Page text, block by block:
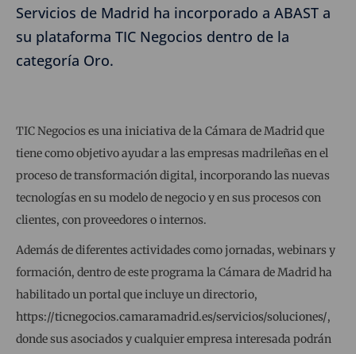
Servicios de Madrid ha incorporado a ABAST a
su plataforma TIC Negocios dentro de la
categoría Oro.
TIC Negocios es una iniciativa de la Cámara de Madrid que
tiene como objetivo ayudar a las empresas madrileñas en el
proceso de transformación digital, incorporando las nuevas
tecnologías en su modelo de negocio y en sus procesos con
clientes, con proveedores o internos.
Además de diferentes actividades como jornadas, webinars y
formación, dentro de este programa la Cámara de Madrid ha
habilitado un portal que incluye un directorio,
https://ticnegocios.camaramadrid.es/servicios/soluciones/,
donde sus asociados y cualquier empresa interesada podrán